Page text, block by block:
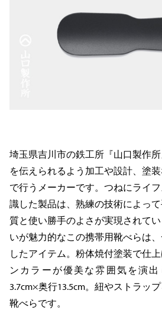
埼玉県吉川市の鉄工所『山口製作
を伝えられるよう加工や設計、塗
で行うメーカーです。つねにライ
識した製品は、熟練の技術によっ
質と使い勝手のよさが実現されて
いが魅力的なこの携帯用靴べらは
したアイテム。粉体焼付塗装で仕
ンカラーが優美な雰囲気を演
3.7cm×奥行13.5cm。紐やストラッ
靴べらです。